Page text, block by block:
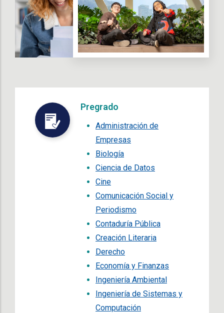
Pregrado
Administración de
Empresas
Biología
Ciencia de Datos
Cine
Comunicación Social y
Periodismo
Contaduría Pública
Creación Literaria
Derecho
Economía y Finanzas
Ingeniería Ambiental
Ingeniería de Sistemas y
Computación